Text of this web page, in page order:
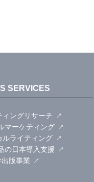
ダム・ペラー博士、
准教授のジェレミー
Clinician
題されたチームの
ティングシステム
SERVICES
ィングリサーチ
マーケティング
ルライティング
の日本導入支援
版事業